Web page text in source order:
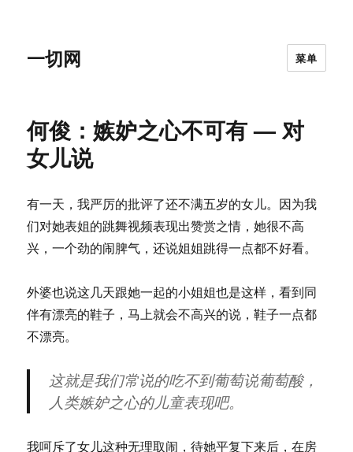
一切网 菜单
何俊：嫉妒之心不可有 — 对
女儿说
有一天，我严厉的批评了还不满五岁的女儿。因为我
们对她表姐的跳舞视频表现出赞赏之情，她很不高
兴，一个劲的闹脾气，还说姐姐跳得一点都不好看。
外婆也说这几天跟她一起的小姐姐也是这样，看到同
伴有漂亮的鞋子，马上就会不高兴的说，鞋子一点都
不漂亮。
这就是我们常说的吃不到葡萄说葡萄酸，
人类嫉妒之心的儿童表现吧。
我呵斥了女儿这种无理取闹，待她平复下来后，在房